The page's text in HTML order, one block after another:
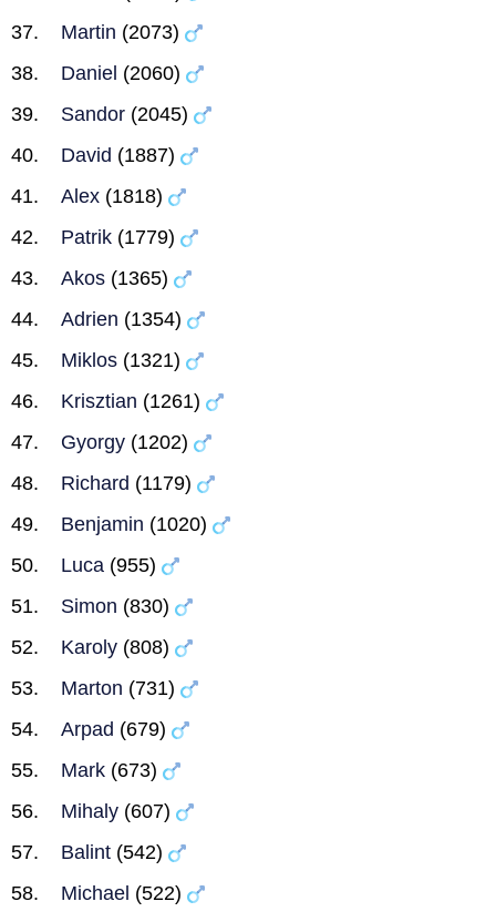
Martin (2073)
Daniel (2060)
Sandor (2045)
David (1887)
Alex (1818)
Patrik (1779)
Akos (1365)
Adrien (1354)
Miklos (1321)
Krisztian (1261)
Gyorgy (1202)
Richard (1179)
Benjamin (1020)
Luca (955)
Simon (830)
Karoly (808)
Marton (731)
Arpad (679)
Mark (673)
Mihaly (607)
Balint (542)
Michael (522)